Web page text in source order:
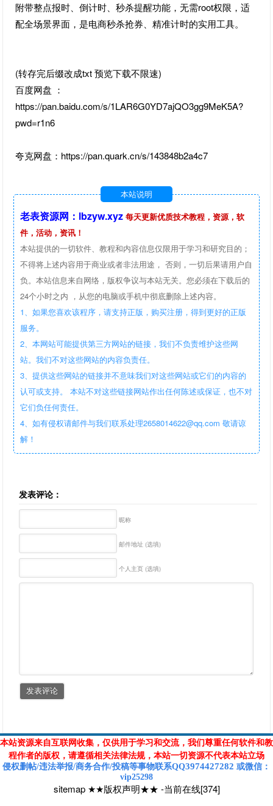
附带整点报时、倒计时、秒杀提醒功能，无需root权限，适
配全场景界面，是电商秒杀抢券、精准计时的实用工具。
(转存完后缀改成txt 预览下载不限速)
百度网盘 ：
https://pan.baidu.com/s/1LAR6G0YD7ajQO3gg9MeK5A?
pwd=r1n6
夸克网盘：https://pan.quark.cn/s/143848b2a4c7
本站说明
老表资源网：lbzyw.xyz 每天更新优质技术教程，资源，软
件，活动，资讯！
本站提供的一切软件、教程和内容信息仅限用于学习和研究目的；
不得将上述内容用于商业或者非法用途， 否则，一切后果请用户自
负。本站信息来自网络，版权争议与本站无关。您必须在下载后的
24个小时之内 ，从您的电脑或手机中彻底删除上述内容。
1、如果您喜欢该程序，请支持正版，购买注册，得到更好的正版
服务。
2、本网站可能提供第三方网站的链接，我们不负责维护这些网
站。我们不对这些网站的内容负责任。
3、提供这些网站的链接并不意味我们对这些网站或它们的内容的
认可或支持。 本站不对这些链接网站作出任何陈述或保证，也不对
它们负任何责任。
4、如有侵权请邮件与我们联系处理2658014622@qq.com 敬请谅
解！
发表评论：
昵称
邮件地址 (选填)
个人主页 (选填)
本站资源来自互联网收集，仅供用于学习和交流，我们尊重任何软件和教
程作者的版权，请遵循相关法律法规，本站一切资源不代表本站立场
侵权删帖/违法举报/商务合作/投稿等事物联系QQ3974427282 或微信 ：
vip25298
sitemap ★★版权声明★★ -当前在线[374]